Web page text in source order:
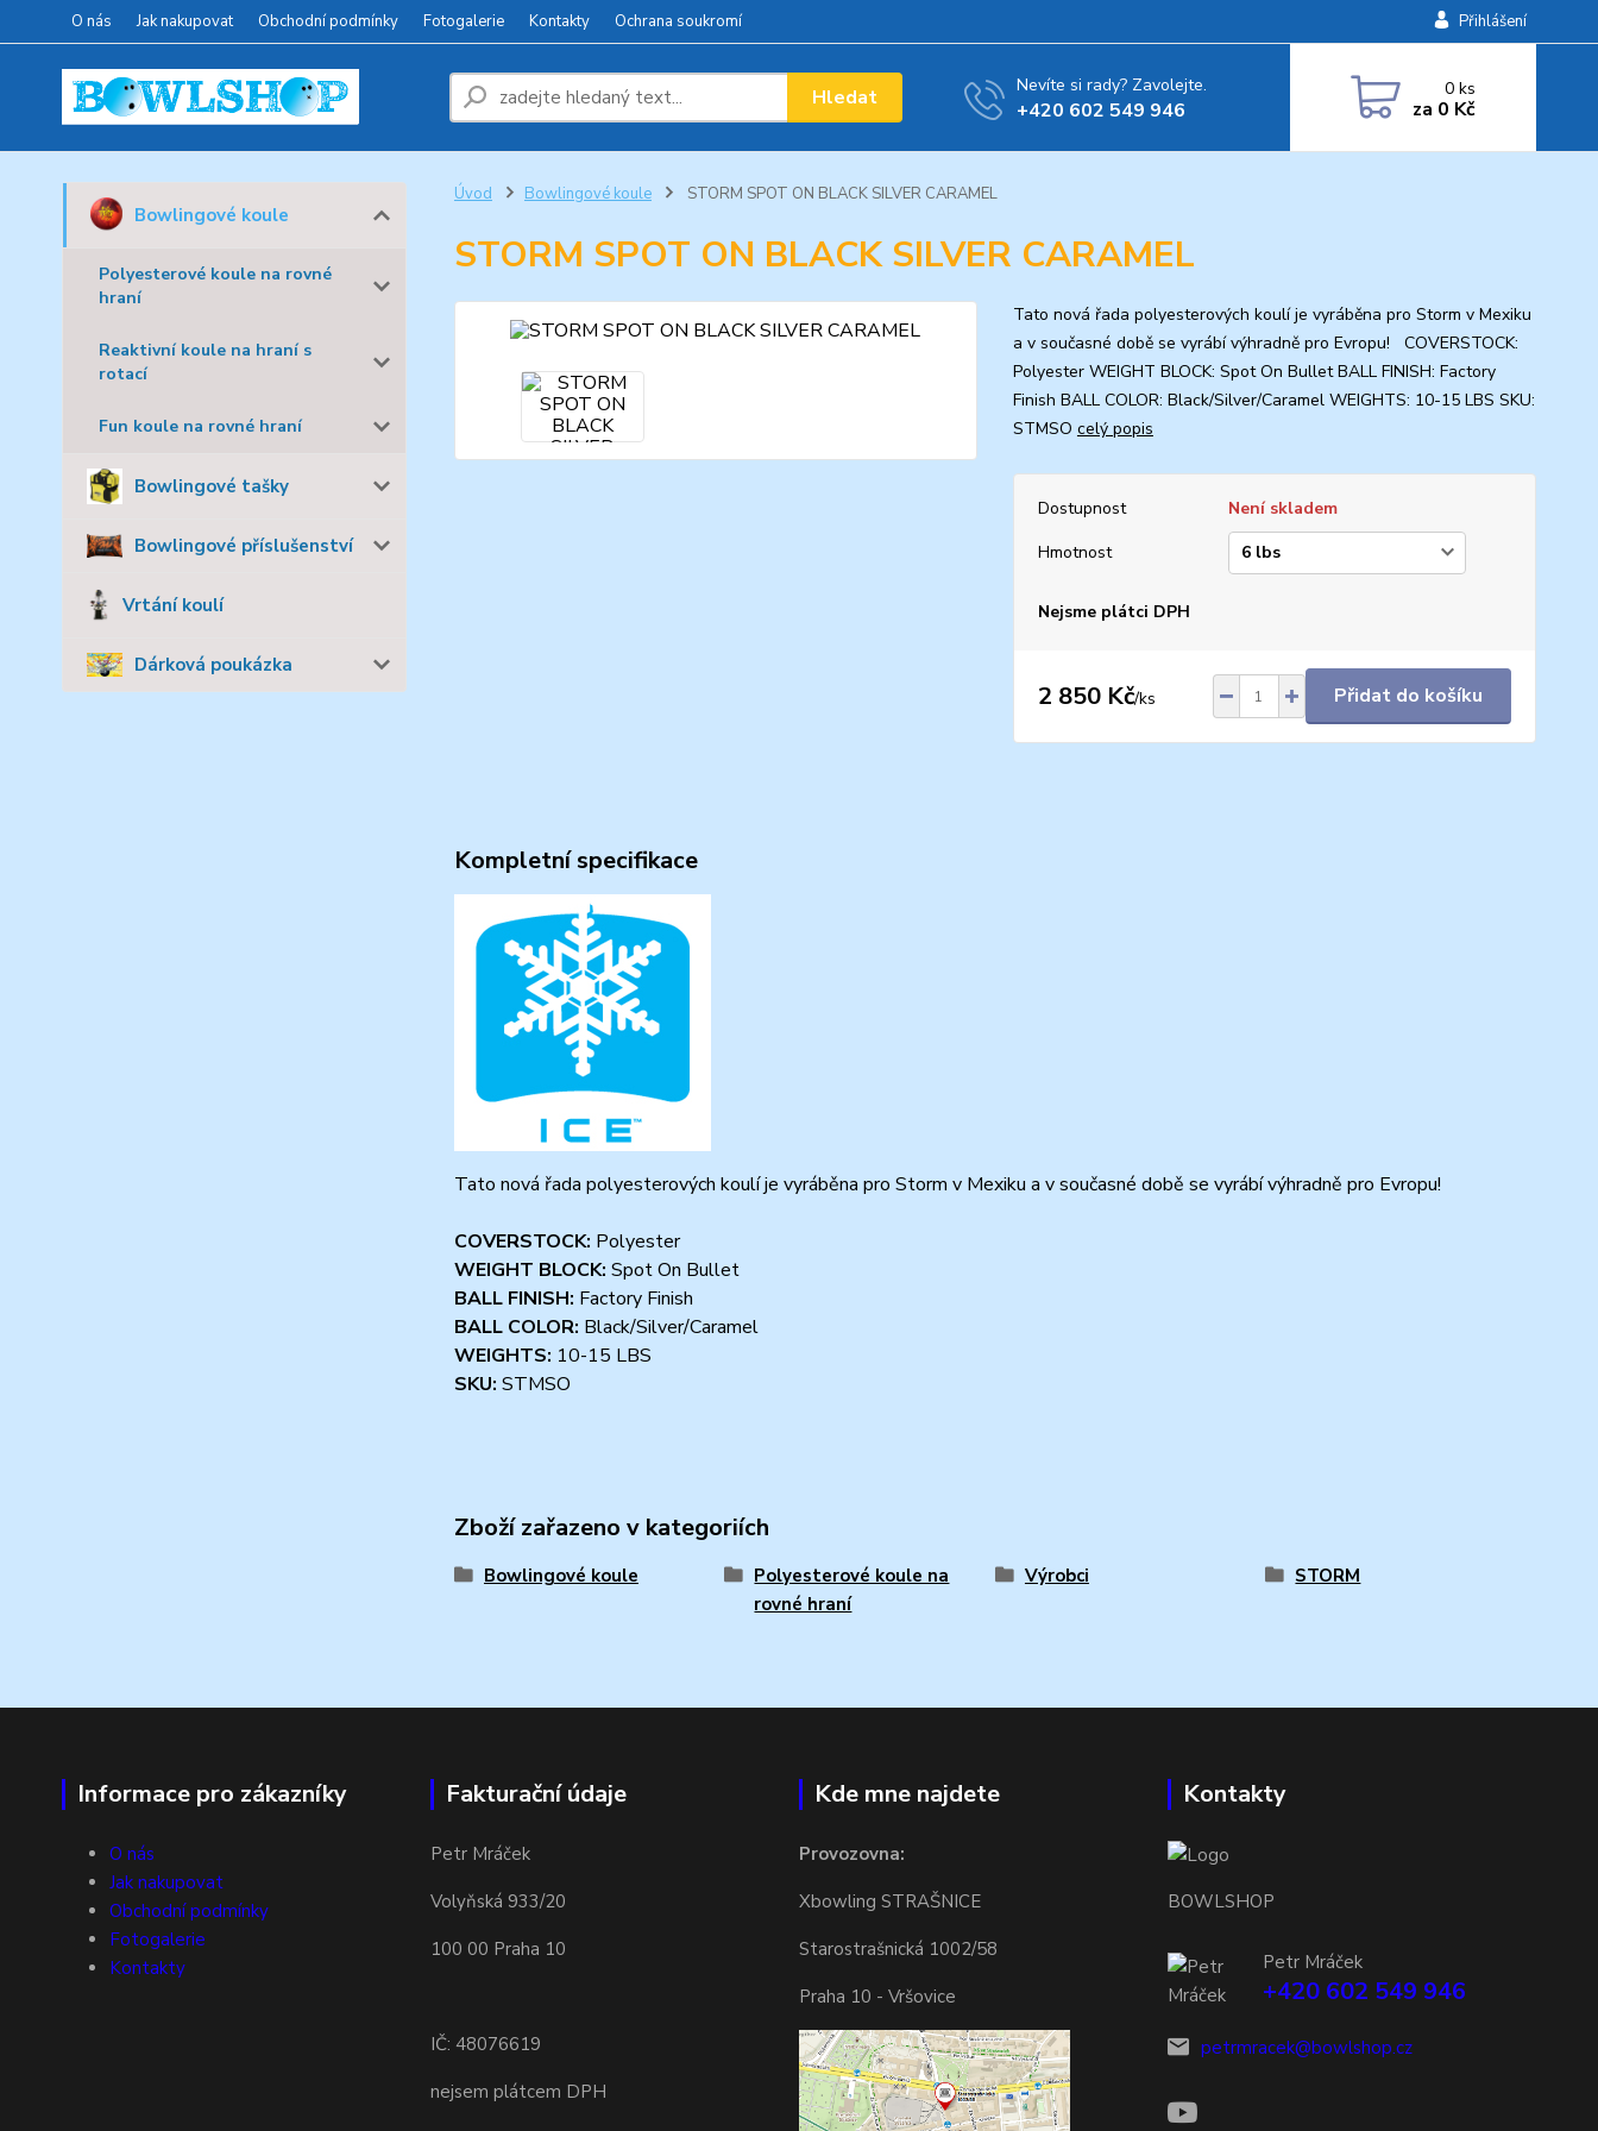
O nás Jak nakupovat Obchodní podmínky Fotogalerie Kontakty Ochrana soukromí Přihlášení
Hledat Nevíte si rady? Zavolejte.
+420 602 549 946
0ks
za 0 Kč
Bowlingové koule
Polyesterové koule na rovné
hraní
Reaktivní koule na hraní s
rotací
Fun koule na rovné hraní
Bowlingové tašky
Bowlingové příslušenství
Vrtání koulí
Dárková poukázka
Úvod Bowlingové koule STORM SPOT ON BLACK SILVER CARAMEL
STORM SPOT ON BLACK SILVER CARAMEL
Tato nová řada polyesterových koulí je vyráběna pro Storm v Mexiku
a v současné době se vyrábí výhradně pro Evropu! COVERSTOCK:
Polyester WEIGHT BLOCK: Spot On Bullet BALL FINISH: Factory
Finish BALL COLOR: Black/Silver/Caramel WEIGHTS: 10-15 LBS SKU:
STMSO celý popis
Dostupnost
Není skladem
Hmotnost
Nejsme plátci DPH
2 850 Kč/ks Přidat do košíku
Kompletní specifikace
Tato nová řada polyesterových koulí je vyráběna pro Storm v Mexiku a v současné době se vyrábí výhradně pro Evropu!
COVERSTOCK: Polyester
WEIGHT BLOCK: Spot On Bullet
BALL FINISH: Factory Finish
BALL COLOR: Black/Silver/Caramel
WEIGHTS: 10-15 LBS
SKU: STMSO
Zboží zařazeno v kategoriích
Bowlingové koule
Polyesterové koule na
rovné hraní
Výrobci STORM
Informace pro zákazníky
O nás
Jak nakupovat
Obchodní podmínky
Fotogalerie
Kontakty
Fakturační údaje
Petr Mráček
Volyňská 933/20
100 00 Praha 10
IČ: 48076619
nejsem plátcem DPH
Kde mne najdete
Provozovna:
Xbowling STRAŠNICE
Starostrašnická 1002/58
Praha 10 - Vršovice
Kontakty
BOWLSHOP
Petr Mráček
+420 602 549 946
petrmracek@bowlshop.cz